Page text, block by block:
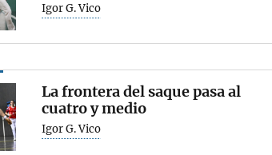
Igor G. Vico
La frontera del saque pasa al
cuatro y medio
Igor G. Vico